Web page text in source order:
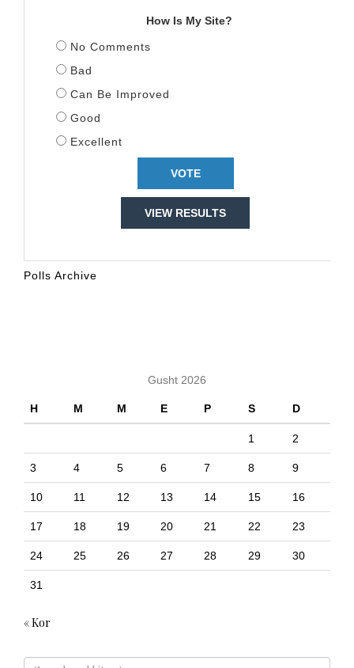
How Is My Site?
No Comments
Bad
Can Be Improved
Good
Excellent
VIEW RESULTS
Polls Archive
Gusht 2026
H M M E P S D
1 2
3 4 5 6 7 8 9
10 11 12 13 14 15 16
17 18 19 20 21 22 23
24 25 26 27 28 29 30
31
« Kor